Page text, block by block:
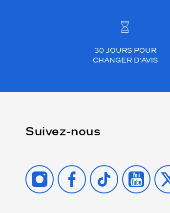
30 JOURS POUR
CHANGER D’AVIS
Suivez-nous
INSTAGRAMFACEBOOK
TIKTOK YOUTUBE
X